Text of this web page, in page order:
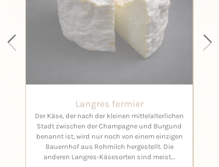
Langres fermier
Der Käse, der nach der kleinen mittelalterlichen
Stadt zwischen der Champagne und Burgund
benannt ist, wird nur noch von einem einzigen
Bauernhof aus Rohmilch hergestellt. Die
anderen Langres-Käsesorten sind meist…